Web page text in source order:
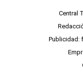
Central
Publicidad: